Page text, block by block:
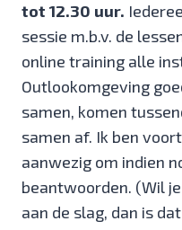
tot 12.30 uur.
sessie m.b.v. de
online training alle
Outlookomgeving
samen, komen
samen af. Ik ben
aanwezig om indien
beantwoorden. (Wil
aan de slag, dan is